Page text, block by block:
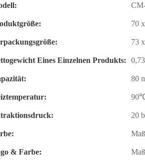
70
73
Eines Einzelnen Produkts:
80
20
& Farbe: